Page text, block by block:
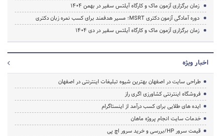
زمان برگزاری آزمون ماک و کارگاه آیلتس سفیر در بهمن 1404
دوره آمادگی آزمون دکتری MSRT؛ مسیر هدفمند برای کسب نمره زبان دکتری
زمان برگزاری آزمون ماک و کارگاه آیلتس سفیر در دی 1404
اخبار ویژه
طراحی سایت در اصفهان بهترین شیوه تبلیغات اینترنتی در اصفهان
فروشگاه اینترنتی کشاورزی اگری راز
ایده های طلایی برای کسب درآمد از اینستاگرام
خدمات سایت انجام پروژه ماهان
قیمت سرور HP/بررسی و خرید سرور اچ پی